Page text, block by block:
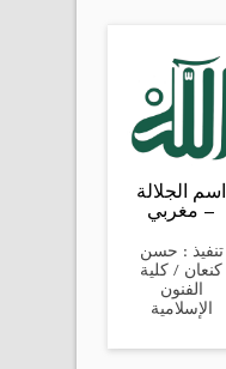
اسم الجلالة
– مغربي
تنفيذ : حسن
كنعان / كلية
الفنون
الإسلامية